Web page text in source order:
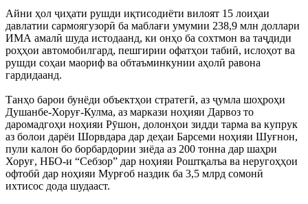
Айни ҳол ҷиҳати рушди иқтисодиёти вилоят 15 лоиҳаи
давлатии сармоягузорӣ ба маблағи умумии 238,9 млн доллари
ИМА амалӣ шуда истодаанд, ки онҳо ба сохтмон ва таҷдиди
роҳҳои автомобилгард, пешгирии офатҳои табиӣ, ислоҳот ва
рушди соҳаи маориф ва обтаъминкунии аҳолӣ равона
гардидаанд.
Танҳо барои бунёди объектҳои стратегӣ, аз ҷумла шоҳроҳи
Душанбе-Хоруғ-Кулма, аз маркази ноҳияи Дарвоз то
даромадгоҳи ноҳияи Рӯшон, долонҳои зидди тарма ва купрук
аз болои дарёи Шорвдара дар деҳаи Барсеми ноҳияи Шуғнон,
пули калон бо борбардории зиёда аз 200 тонна дар шаҳри
Хоруғ, НБО-и “Себзор” дар ноҳияи Роштқалъа ва неругоҳҳои
офтобӣ дар ноҳияи Мурғоб наздик ба 3,5 млрд сомонӣ
ихтисос дода шудааст.